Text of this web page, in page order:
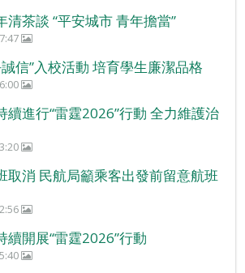
清茶談 “平安城市 青年擔當”
誠信”入校活動 培育學生廉潔品格
續進行“雷霆2026”行動 全力維護治
取消 民航局籲乘客出發前留意航班
續開展“雷霆2026”行動